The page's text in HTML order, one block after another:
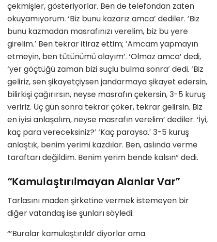
çekmişler, gösteriyorlar. Ben de telefondan zaten
okuyamıyorum. ‘Biz bunu kazarız amca’ dediler. ‘Biz
bunu kazmadan masrafınızı verelim, biz bu yere
girelim.’ Ben tekrar itiraz ettim; ‘Amcam yapmayın
etmeyin, ben tütünümü alayım’. ‘Olmaz amca’ dedi,
‘yer göçtüğü zaman bizi suçlu bulma sonra’ dedi. ‘Biz
geliriz, sen şikayetçiysen jandarmaya şikayet edersin,
bilirkişi çağırırsın, neyse masrafın çekersin, 3-5 kuruş
veririz. Üç gün sonra tekrar çöker, tekrar gelirsin. Biz
en iyisi anlaşalım, neyse masrafın verelim’ dediler. ‘İyi,
kaç para vereceksiniz?’ ‘Kaç paraysa.’ 3-5 kuruş
anlaştık, benim yerimi kazdılar. Ben, aslında verme
taraftarı değildim. Benim yerim bende kalsın” dedi.
“Kamulaştırılmayan Alanlar Var”
Tarlasını maden şirketine vermek istemeyen bir
diğer vatandaş ise şunları söyledi:
“‘Buralar kamulaştırıldı’ diyorlar ama